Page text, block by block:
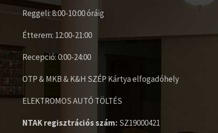
Reggeli: 8:00-10:00 óráig
Étterem: 12:00-21:00
Recepció: 0:00-24:00
OTP & MKB & K&H SZÉP Kártya elfogadóhely
ELEKTROMOS AUTÓ TÖLTÉS
NTAK regisztrációs szám: SZ19000421